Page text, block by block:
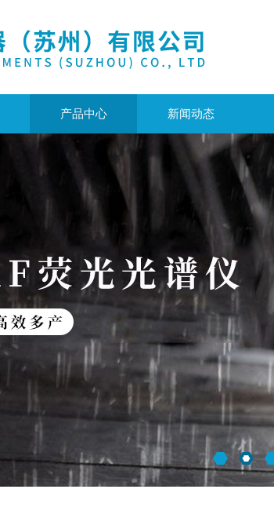
产品中心 新闻动态